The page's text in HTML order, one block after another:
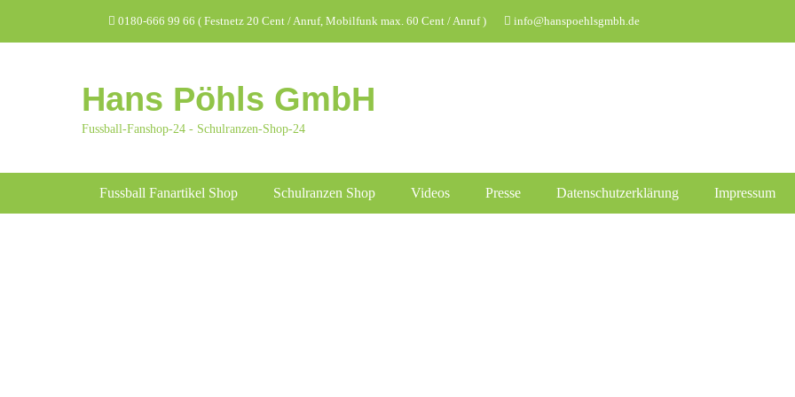
Header Top Menu
0180-666 99 66 ( Festnetz 20 Cent / Anruf, Mobilfunk max. 60 Cent / Anruf ) info@hanspoehlsgmbh.de
Hans Pöhls GmbH
Fussball-Fanshop-24 - Schulranzen-Shop-24
Hauptmenü
Fussball Fanartikel Shop Schulranzen Shop Videos Presse Datenschutzerklärung Impressum